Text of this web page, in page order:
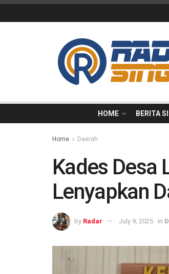
HOME BERITA
Home Daerah
Kades Desa
Lenyapkan
by Radar July 9, 2025 in